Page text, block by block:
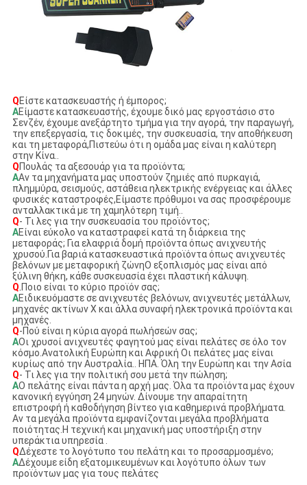
QΕίστε κατασκευαστής ή έμπορος;
ΑΕίμαστε κατασκευαστής, έχουμε δικό μας εργοστάσιο στο
Σενζέν, έχουμε ανεξάρτητο τμήμα για την αγορά, την παραγωγή,
την επεξεργασία, τις δοκιμές, την συσκευασία, την αποθήκευση
και τη μεταφορά,Πιστεύω ότι η ομάδα μας είναι η καλύτερη
στην Κίνα..
QΠουλάς τα αξεσουάρ για τα προϊόντα;
ΑΑν τα μηχανήματα μας υποστούν ζημιές από πυρκαγιά,
πλημμύρα, σεισμούς, αστάθεια ηλεκτρικής ενέργειας και άλλες
φυσικές καταστροφές,Είμαστε πρόθυμοι να σας προσφέρουμε
ανταλλακτικά με τη χαμηλότερη τιμή..
Q- Τι λες για την συσκευασία του προϊόντος;
ΑΕίναι εύκολο να καταστραφεί κατά τη διάρκεια της
μεταφοράς; Για ελαφριά δομή προϊόντα όπως ανιχνευτής
χρυσού.Για βαριά κατασκευαστικά προϊόντα όπως ανιχνευτές
βελόνων με μεταφορική ζώνηΟ εξοπλισμός μας είναι από
ξύλινη θήκη, κάθε συσκευασία έχει πλαστική κάλυψη.
Q Ποιο είναι το κύριο προϊόν σας;
ΑΕιδικευόμαστε σε ανιχνευτές βελόνων, ανιχνευτές μετάλλων,
μηχανές ακτίνων Χ και άλλα συναφή ηλεκτρονικά προϊόντα και
μηχανές.
Q-Πού είναι η κύρια αγορά πωλήσεών σας;
ΑΟι χρυσοί ανιχνευτές φαγητού μας είναι πελάτες σε όλο τον
κόσμο.Ανατολική Ευρώπη και Αφρική Οι πελάτες μας είναι
κυρίως από την Αυστραλία.. ΗΠΑ. Όλη την Ευρώπη και την Ασία
Q- Τι λες για την πολιτική σου μετά την πώληση;
ΑΟ πελάτης είναι πάντα η αρχή μας. Όλα τα προϊόντα μας έχουν
κανονική εγγύηση 24 μηνών. Δίνουμε την απαραίτητη
επιστροφή ή καθοδήγηση βίντεο για καθημερινά προβλήματα.
Αν τα μεγάλα προϊόντα εμφανίζονται μεγάλα προβλήματα
ποιότητας.Η τεχνική και μηχανική μας υποστήριξη στην
υπεράκτια υπηρεσία .
QΔέχεστε το λογότυπο του πελάτη και το προσαρμοσμένο;
ΑΔέχουμε είδη εξατομικευμένων και λογότυπο όλων των
προϊόντων μας για τους πελάτες